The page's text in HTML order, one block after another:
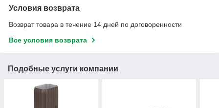
Условия возврата
Возврат товара в течение 14 дней по договоренности
Все условия возврата
Подобные услуги компании